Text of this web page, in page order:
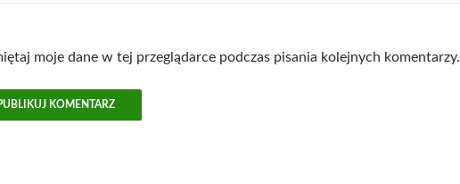
moje dane w tej przeglądarce podczas pisania kolejnych komentarzy.